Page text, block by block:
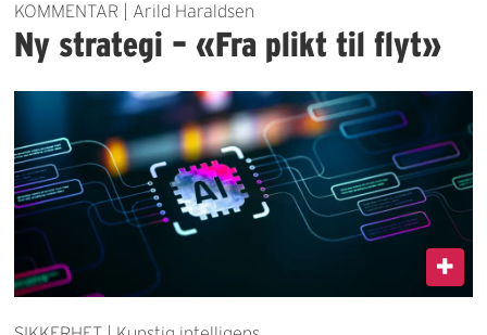
KOMMENTAR | Arild Haraldsen
Ny strategi – «Fra plikt til flyt»